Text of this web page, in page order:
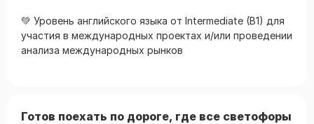
💚 Уровень английского языка от Intermediate (B1) для
участия в международных проектах и/или проведении
анализа международных рынков
Готов поехать по дороге, где все светофоры